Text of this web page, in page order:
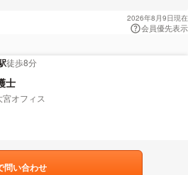
2026年8月9日現在
会員優先表示
徒歩8分
士
オフィス
問い合わせ